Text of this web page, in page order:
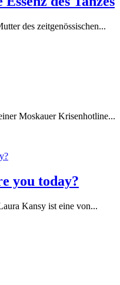
des zeitgenössischen...
Moskauer Krisenhotline...
you today?
Kansy ist eine von...